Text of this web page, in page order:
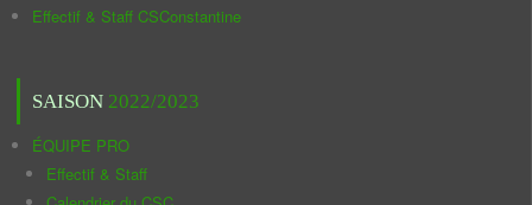
Effectif & Staff CSConstantine
SAISON 2022/2023
ÉQUIPE PRO
Effectif & Staff